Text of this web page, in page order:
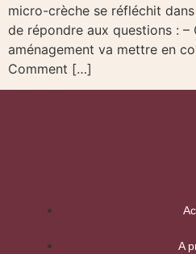
micro-crèche se réfléchit
de répondre aux questions : –
aménagement va mettre en
Comment […]
A